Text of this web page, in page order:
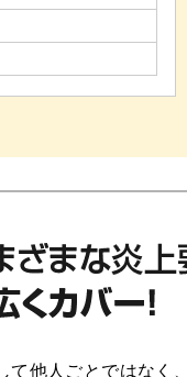
て他人ごとではなく